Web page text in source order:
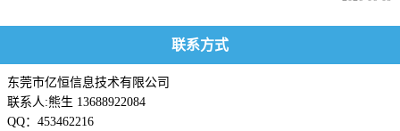
联系方式
东莞市亿恒信息技术有限公司
联系人:熊生 13688922084
QQ：453462216